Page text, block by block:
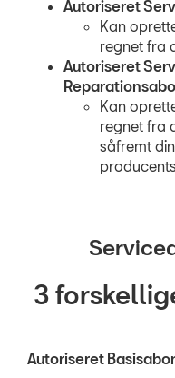
Autoriseret
Kan
regnet fra
Autoriseret
Kan
regnet fra
såfremt
3
Autoriseret